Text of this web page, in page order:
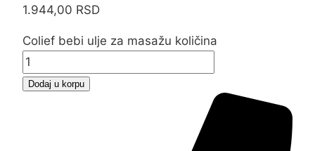
1.944,00 RSD
Colief bebi ulje za masažu količina
Dodaj u korpu